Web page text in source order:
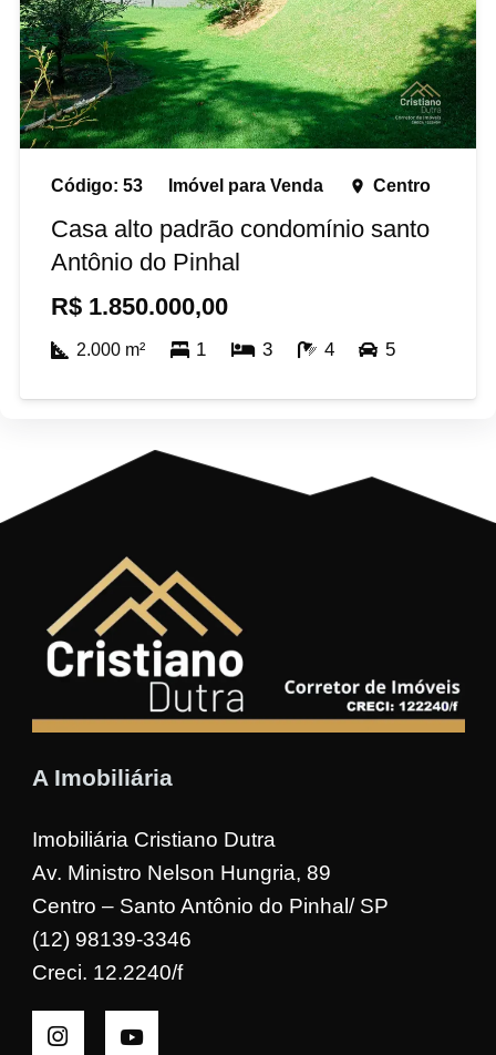
Código:53 Imóvel paraVenda place Centro
Casa alto padrão condomínio santo
Antônio do Pinhal
R$ 1.850.000,00
2.000m² 1 3 4 5
A Imobiliária
Imobiliária Cristiano Dutra
Av. Ministro Nelson Hungria, 89
Centro – Santo Antônio do Pinhal/ SP
(12) 98139-3346
Creci. 12.2240/f